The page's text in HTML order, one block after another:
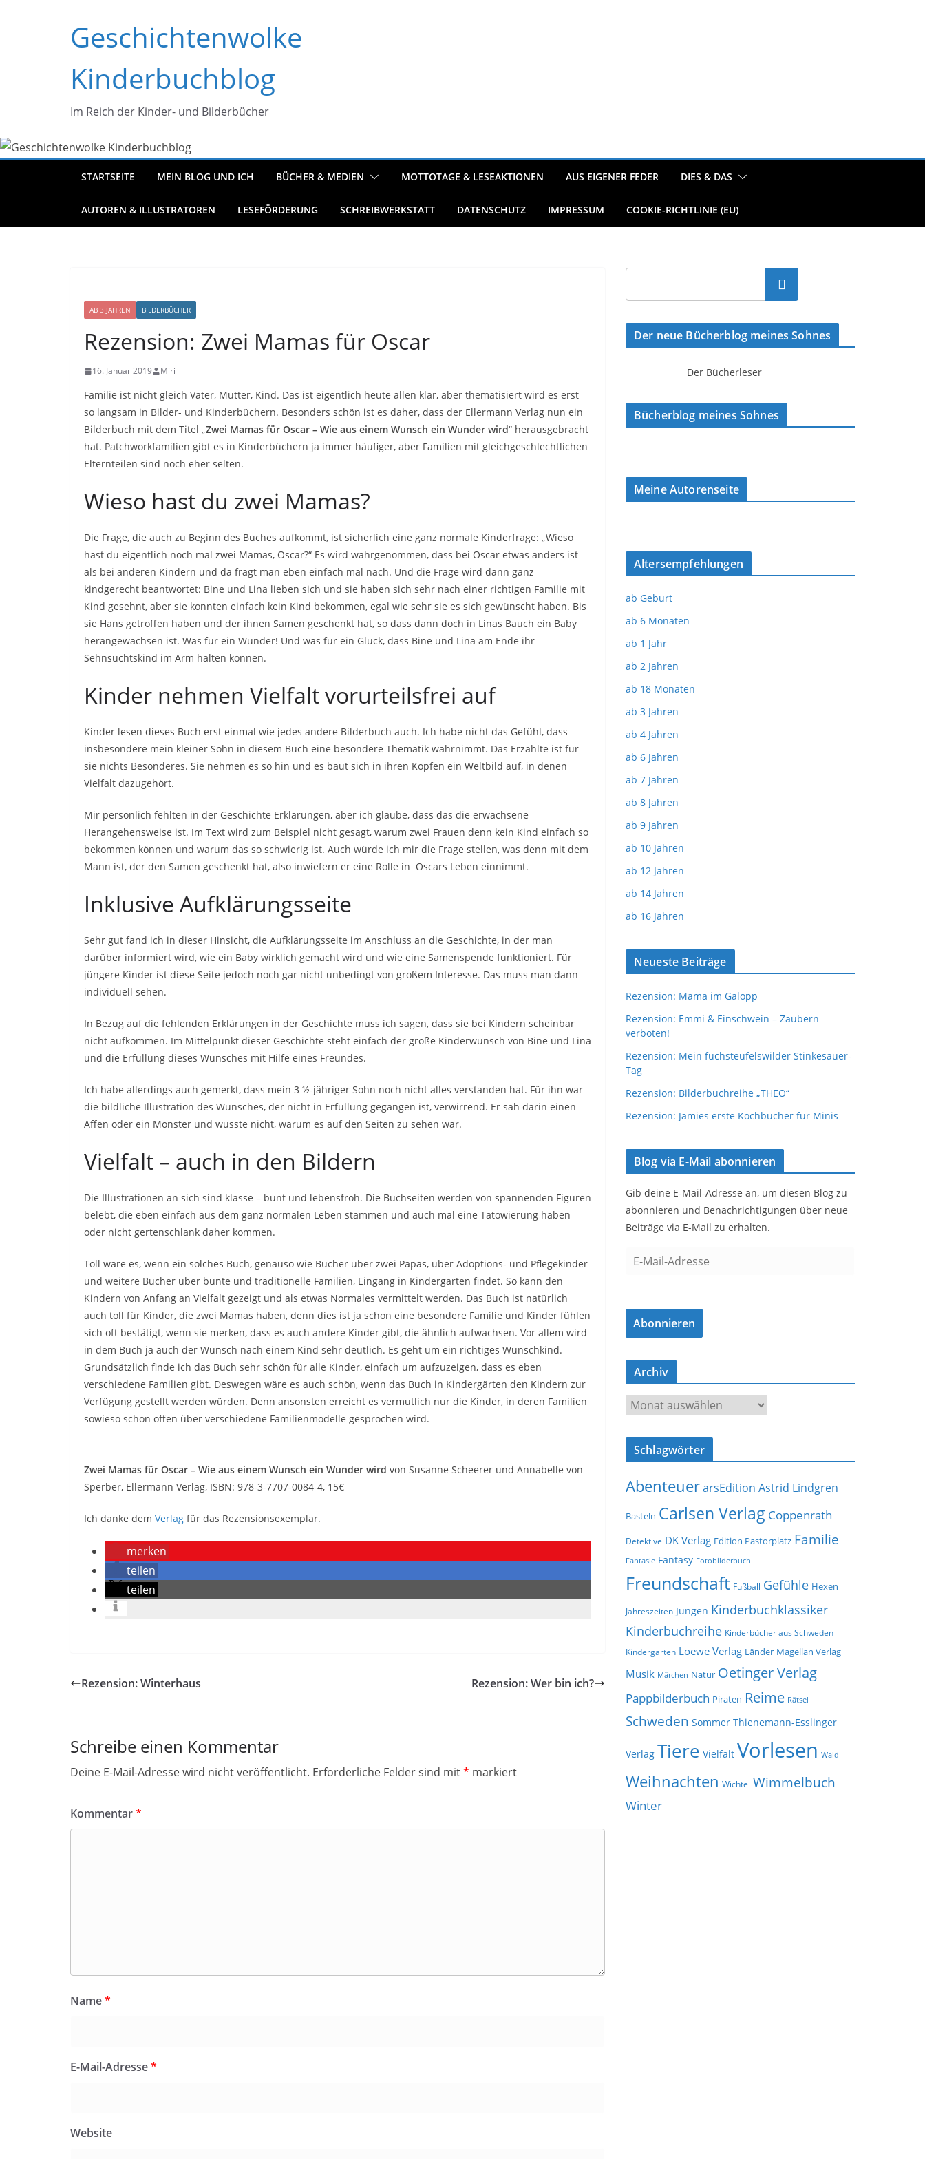
Geschichtenwolke
Kinderbuchblog
Im Reich der Kinder- und Bilderbücher
STARTSEITE MEIN BLOG UND ICH BÜCHER & MEDIEN MOTTOTAGE & LESEAKTIONEN AUS EIGENER FEDER DIES & DAS
AUTOREN & ILLUSTRATOREN LESEFÖRDERUNG SCHREIBWERKSTATT DATENSCHUTZ IMPRESSUM COOKIE-RICHTLINIE (EU)
AB 3 JAHREN BILDERBÜCHER
Rezension: Zwei Mamas für Oscar
16. Januar 2019 Miri
Familie ist nicht gleich Vater, Mutter, Kind. Das ist eigentlich heute allen klar, aber thematisiert wird es erst
so langsam in Bilder- und Kinderbüchern. Besonders schön ist es daher, dass der Ellermann Verlag nun ein
Bilderbuch mit dem Titel „Zwei Mamas für Oscar – Wie aus einem Wunsch ein Wunder wird“ herausgebracht
hat. Patchworkfamilien gibt es in Kinderbüchern ja immer häufiger, aber Familien mit gleichgeschlechtlichen
Elternteilen sind noch eher selten.
Wieso hast du zwei Mamas?
Die Frage, die auch zu Beginn des Buches aufkommt, ist sicherlich eine ganz normale Kinderfrage: „Wieso
hast du eigentlich noch mal zwei Mamas, Oscar?“ Es wird wahrgenommen, dass bei Oscar etwas anders ist
als bei anderen Kindern und da fragt man eben einfach mal nach. Und die Frage wird dann ganz
kindgerecht beantwortet: Bine und Lina lieben sich und sie haben sich sehr nach einer richtigen Familie mit
Kind gesehnt, aber sie konnten einfach kein Kind bekommen, egal wie sehr sie es sich gewünscht haben. Bis
sie Hans getroffen haben und der ihnen Samen geschenkt hat, so dass dann doch in Linas Bauch ein Baby
herangewachsen ist. Was für ein Wunder! Und was für ein Glück, dass Bine und Lina am Ende ihr
Sehnsuchtskind im Arm halten können.
Kinder nehmen Vielfalt vorurteilsfrei auf
Kinder lesen dieses Buch erst einmal wie jedes andere Bilderbuch auch. Ich habe nicht das Gefühl, dass
insbesondere mein kleiner Sohn in diesem Buch eine besondere Thematik wahrnimmt. Das Erzählte ist für
sie nichts Besonderes. Sie nehmen es so hin und es baut sich in ihren Köpfen ein Weltbild auf, in denen
Vielfalt dazugehört.
Mir persönlich fehlten in der Geschichte Erklärungen, aber ich glaube, dass das die erwachsene
Herangehensweise ist. Im Text wird zum Beispiel nicht gesagt, warum zwei Frauen denn kein Kind einfach so
bekommen können und warum das so schwierig ist. Auch würde ich mir die Frage stellen, was denn mit dem
Mann ist, der den Samen geschenkt hat, also inwiefern er eine Rolle in Oscars Leben einnimmt.
Inklusive Aufklärungsseite
Sehr gut fand ich in dieser Hinsicht, die Aufklärungsseite im Anschluss an die Geschichte, in der man
darüber informiert wird, wie ein Baby wirklich gemacht wird und wie eine Samenspende funktioniert. Für
jüngere Kinder ist diese Seite jedoch noch gar nicht unbedingt von großem Interesse. Das muss man dann
individuell sehen.
In Bezug auf die fehlenden Erklärungen in der Geschichte muss ich sagen, dass sie bei Kindern scheinbar
nicht aufkommen. Im Mittelpunkt dieser Geschichte steht einfach der große Kinderwunsch von Bine und Lina
und die Erfüllung dieses Wunsches mit Hilfe eines Freundes.
Ich habe allerdings auch gemerkt, dass mein 3 ½-jähriger Sohn noch nicht alles verstanden hat. Für ihn war
die bildliche Illustration des Wunsches, der nicht in Erfüllung gegangen ist, verwirrend. Er sah darin einen
Affen oder ein Monster und wusste nicht, warum es auf den Seiten zu sehen war.
Vielfalt – auch in den Bildern
Die Illustrationen an sich sind klasse – bunt und lebensfroh. Die Buchseiten werden von spannenden Figuren
belebt, die eben einfach aus dem ganz normalen Leben stammen und auch mal eine Tätowierung haben
oder nicht gertenschlank daher kommen.
Toll wäre es, wenn ein solches Buch, genauso wie Bücher über zwei Papas, über Adoptions- und Pflegekinder
und weitere Bücher über bunte und traditionelle Familien, Eingang in Kindergärten findet. So kann den
Kindern von Anfang an Vielfalt gezeigt und als etwas Normales vermittelt werden. Das Buch ist natürlich
auch toll für Kinder, die zwei Mamas haben, denn dies ist ja schon eine besondere Familie und Kinder fühlen
sich oft bestätigt, wenn sie merken, dass es auch andere Kinder gibt, die ähnlich aufwachsen. Vor allem wird
in dem Buch ja auch der Wunsch nach einem Kind sehr deutlich. Es geht um ein richtiges Wunschkind.
Grundsätzlich finde ich das Buch sehr schön für alle Kinder, einfach um aufzuzeigen, dass es eben
verschiedene Familien gibt. Deswegen wäre es auch schön, wenn das Buch in Kindergärten den Kindern zur
Verfügung gestellt werden würden. Denn ansonsten erreicht es vermutlich nur die Kinder, in deren Familien
sowieso schon offen über verschiedene Familienmodelle gesprochen wird.
Zwei Mamas für Oscar – Wie aus einem Wunsch ein Wunder wird von Susanne Scheerer und Annabelle von
Sperber, Ellermann Verlag, ISBN: 978-3-7707-0084-4, 15€
Ich danke dem Verlag für das Rezensionsexemplar.
merken
teilen
teilen
Rezension: Winterhaus Rezension: Wer bin ich?
Schreibe einen Kommentar
Deine E-Mail-Adresse wird nicht veröffentlicht. Erforderliche Felder sind mit* markiert
Kommentar*
Name*
E-Mail-Adresse*
Website
Suchen
Der neue Bücherblog meines Sohnes
Der Bücherleser
Bücherblog meines Sohnes
Meine Autorenseite
Altersempfehlungen
ab Geburt
ab 6 Monaten
ab 1 Jahr
ab 2 Jahren
ab 18 Monaten
ab 3 Jahren
ab 4 Jahren
ab 6 Jahren
ab 7 Jahren
ab 8 Jahren
ab 9 Jahren
ab 10 Jahren
ab 12 Jahren
ab 14 Jahren
ab 16 Jahren
Neueste Beiträge
Rezension: Mama im Galopp
Rezension: Emmi & Einschwein – Zaubern
verboten!
Rezension: Mein fuchsteufelswilder Stinkesauer-
Tag
Rezension: Bilderbuchreihe „THEO“
Rezension: Jamies erste Kochbücher für Minis
Blog via E-Mail abonnieren
Gib deine E-Mail-Adresse an, um diesen Blog zu
abonnieren und Benachrichtigungen über neue
Beiträge via E-Mail zu erhalten.
a
l
-
d
s
e
Abonnieren
Archiv
r
c
v
Schlagwörter
AbenteuerarsEdition Astrid Lindgren
Basteln Carlsen Verlag Coppenrath
Detektive DK Verlag Edition Pastorplatz Familie
Fantasie Fantasy Fotobilderbuch
Freundschaft Fußball Gefühle Hexen
Jahreszeiten Jungen Kinderbuchklassiker
Kinderbuchreihe Kinderbücher aus Schweden
Kindergarten Loewe Verlag Länder Magellan Verlag
Musik Märchen Natur Oetinger Verlag
Pappbilderbuch Piraten Reime Rätsel
Schweden Sommer Thienemann-Esslinger
Verlag Tiere Vielfalt Vorlesen Wald
Weihnachten Wichtel Wimmelbuch
Winter